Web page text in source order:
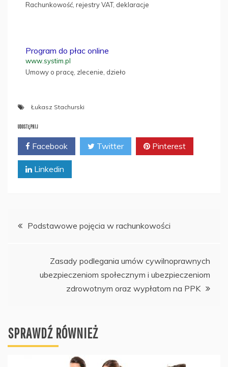
Rachunkowość, rejestry VAT, deklaracje
Program do płac online
www.systim.pl
Umowy o pracę, zlecenie, dzieło
Łukasz Stachurski
UDOSTĘPNIJ
Facebook Twitter Pinterest
Linkedin
Nawigacja
Podstawowe pojęcia w rachunkowości
Zasady podlegania umów cywilnoprawnych
ubezpieczeniom społecznym i ubezpieczeniom
zdrowotnym oraz wypłatom na PPK
SPRAWDŹ RÓWNIEŻ